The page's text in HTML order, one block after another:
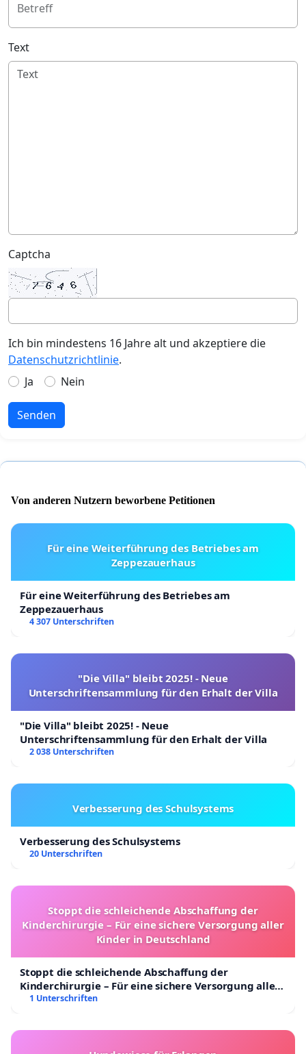
Betreff
Text
Captcha
Ich bin mindestens 16 Jahre alt und akzeptiere die
Datenschutzrichtlinie.
Ja
Nein
Senden
Von anderen Nutzern beworbene Petitionen
Für eine Weiterführung des Betriebes am
Zeppezauerhaus
Für eine Weiterführung des Betriebes am
Zeppezauerhaus
4 307 Unterschriften
"Die Villa" bleibt 2025! - Neue
Unterschriftensammlung für den Erhalt der Villa
"Die Villa" bleibt 2025! - Neue
Unterschriftensammlung für den Erhalt der Villa
2 038 Unterschriften
Verbesserung des Schulsystems
Verbesserung des Schulsystems
20 Unterschriften
Stoppt die schleichende Abschaffung der
Kinderchirurgie – Für eine sichere Versorgung aller
Kinder in Deutschland
Stoppt die schleichende Abschaffung der
Kinderchirurgie – Für eine sichere Versorgung aller
Kinder in Deutschland
1 Unterschriften